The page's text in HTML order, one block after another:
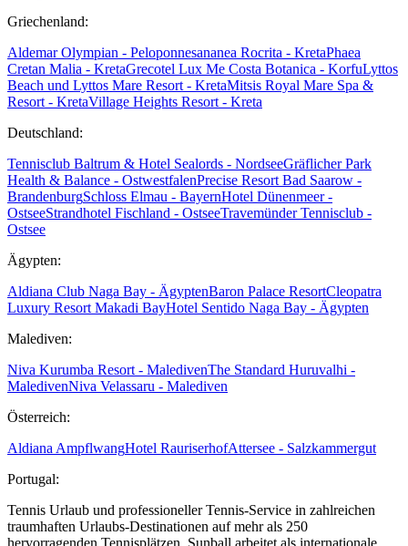
Griechenland:
Aldemar Olympian - Peloponnesananea Rocrita - KretaPhaea
Cretan Malia - KretaGrecotel Lux Me Costa Botanica - KorfuLyttos
Beach und Lyttos Mare Resort - KretaMitsis Royal Mare Spa &
Resort - KretaVillage Heights Resort - Kreta
Deutschland:
Tennisclub Baltrum & Hotel Sealords - NordseeGräflicher Park
Health & Balance - OstwestfalenPrecise Resort Bad Saarow -
BrandenburgSchloss Elmau - BayernHotel Dünenmeer -
OstseeStrandhotel Fischland - OstseeTravemünder Tennisclub -
Ostsee
Ägypten:
Aldiana Club Naga Bay - ÄgyptenBaron Palace ResortCleopatra
Luxury Resort Makadi BayHotel Sentido Naga Bay - Ägypten
Malediven:
Niva Kurumba Resort - MaledivenThe Standard Huruvalhi -
MaledivenNiva Velassaru - Malediven
Österreich:
Aldiana AmpflwangHotel RauriserhofAttersee - Salzkammergut
Portugal:
Tennis Urlaub und professioneller Tennis-Service in zahlreichen
traumhaften Urlaubs-Destinationen auf mehr als 250